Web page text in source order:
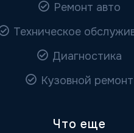
Ремонт авто
Техническое
Диагностика
Кузовной ремонт
Что еще